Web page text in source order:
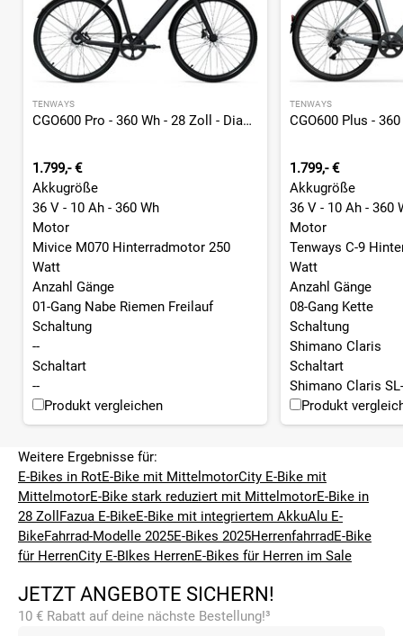
TENWAYS
CGO600 Pro - 360 Wh - 28 Zoll - Diamant - 2026
1.799,- €
Akkugröße
36 V - 10 Ah - 360 Wh
Motor
Mivice M070 Hinterradmotor 250
Watt
Anzahl Gänge
01-Gang Nabe Riemen Freilauf
Schaltung
--
Schaltart
--
Produkt vergleichen
TENWAYS
1.799,- €
Akkugröße
36 V - 10 Ah - 360
Motor
Tenways C-9
Watt
Anzahl Gänge
08-Gang Kette
Schaltung
Shimano Claris
Schaltart
Shimano Claris
Produkt
Weitere Ergebnisse für:
E-Bikes in RotE-Bike mit MittelmotorCity E-Bike mit
MittelmotorE-Bike stark reduziert mit MittelmotorE-Bike in
28 Zoll Fazua E-BikeE-Bike mit integriertem AkkuAlu E-
BikeFahrrad-Modelle 2025E-Bikes 2025HerrenfahrradE-Bike
für HerrenCity E-BIkes HerrenE-Bikes für Herren im Sale
JETZT ANGEBOTE SICHERN!
10 € Rabatt auf deine nächste Bestellung!³